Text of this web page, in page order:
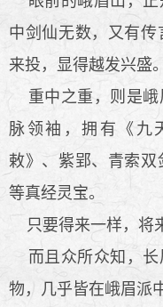
中剑仙无数，又有
来投，显得越发兴盛。
重中之重，则是峨
脉领袖，拥有《九
敕》、紫郢、青索
等真经灵宝。
只要得来一样，将
而且众所众知，长
物，几乎皆在峨眉派